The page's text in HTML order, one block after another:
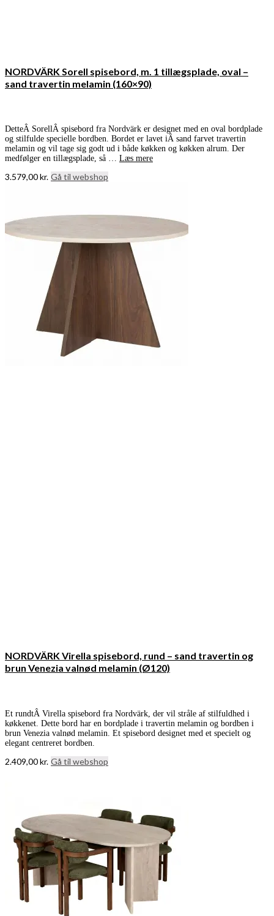
NORDVÄRK Sorell spisebord, m. 1 tillægsplade, oval –
sand travertin melamin (160×90)
DetteÂ SorellÂ spisebord fra Nordvärk er designet med en oval bordplade
og stilfulde specielle bordben. Bordet er lavet iÂ sand farvet travertin
melamin og vil tage sig godt ud i både køkken og køkken alrum. Der
medfølger en tillægsplade, så … Læs mere
3.579,00kr. Gå til webshop
NORDVÄRK Virella spisebord, rund – sand travertin og
brun Venezia valnød melamin (Ø120)
Et rundtÂ Virella spisebord fra Nordvärk, der vil stråle af stilfuldhed i
køkkenet. Dette bord har en bordplade i travertin melamin og bordben i
brun Venezia valnød melamin. Et spisebord designet med et specielt og
elegant centreret bordben.
2.409,00kr. Gå til webshop